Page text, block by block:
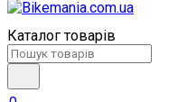
Каталог товарів